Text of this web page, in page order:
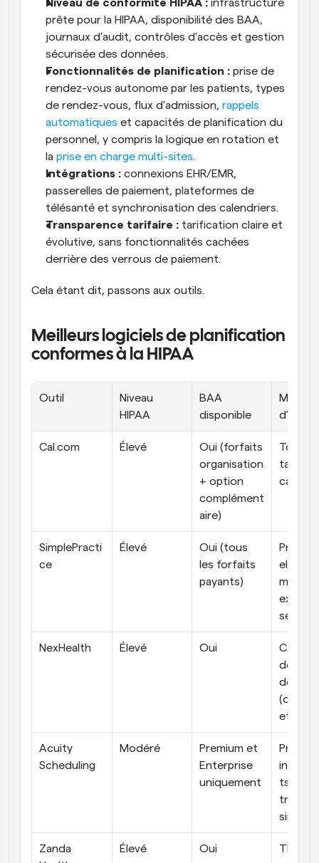
Niveau de conformité HIPAA : infrastructure
prête pour la HIPAA, disponibilité des BAA,
journaux d’audit, contrôles d’accès et gestion
sécurisée des données.
Fonctionnalités de planification : prise de
rendez-vous autonome par les patients, types
de rendez-vous, flux d’admission, rappels
automatiques et capacités de planification du
personnel, y compris la logique en rotation et
la prise en charge multi-sites.
Intégrations : connexions EHR/EMR,
passerelles de paiement, plateformes de
télésanté et synchronisation des calendriers.
Transparence tarifaire : tarification claire et
évolutive, sans fonctionnalités cachées
derrière des verrous de paiement.
Cela étant dit, passons aux outils.
Meilleurs logiciels de planification
conformes à la HIPAA
Outil
Niveau
HIPAA
BAA
disponible
d’usage
Cal.com Élevé
Oui (forfaits
organisation
+ option
complément
aire)
Toutes
tailles
cabinet
SimplePracti
ce
Élevé
Oui (tous
les forfaits
payants)
els de
seuls
NexHealth Élevé Oui
des
etc.)
Acuity
Scheduling
Modéré
Premium et
Enterprise
uniquement
ts, flux
travail
simples
Zanda
Élevé Oui